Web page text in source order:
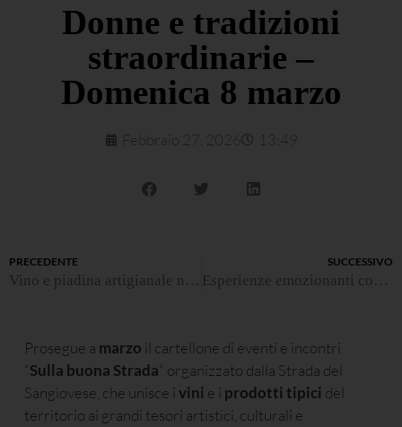
Donne e tradizioni
straordinarie –
Domenica 8 marzo
Febbraio 27, 2026 13:49
PRECEDENTE
Vino e piadina artigianale nei calanchi di Brisighella
SUCCESSIVO
Esperienze emozionanti con “Romagna a tu per tu”
Prosegue a marzo il cartellone di eventi e incontri
“ Sulla buona Strada“ organizzato dalla Strada del
Sangiovese, che unisce ivini e i prodotti tipici del
territorio ai grandi tesori artistici, culturali e